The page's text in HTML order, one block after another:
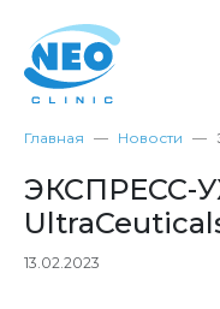
Главная Новости
ЭКСПРЕСС-
13.02.2023